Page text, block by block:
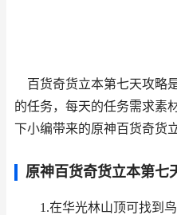
百货奇货立本第七天攻略
的任务，每天的任务需求素
下小编带来的原神百货奇货
原神百货奇货立本第七
1.在华光林山顶可找到鸟